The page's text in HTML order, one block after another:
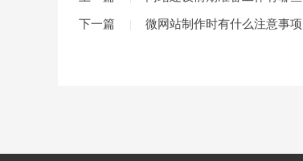
下一篇
微网站制作时有什么注意事项